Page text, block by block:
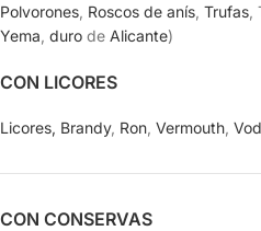
Polvorones Roscos de anís Trufas
Yema duro de Alicante)
CON LICORES
Licores, Brandy, Ron Vermouth
CON CONSERVAS